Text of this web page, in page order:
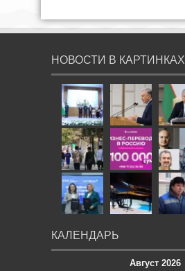
НОВОСТИ В КАРТИНКАХ
КАЛЕНДАРЬ
Август 2026